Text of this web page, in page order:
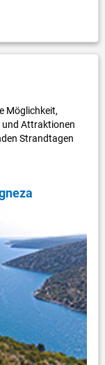
Möglichkeit,
und Attraktionen
Strandtagen